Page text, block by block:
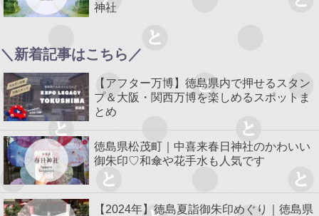
神社
＼新着記事はこちら／
【アフター万博】徳島県内で押せるスタン
プ＆大阪・関西万博を楽しめるスポットま
とめ
徳島県松茂町｜中喜来春日神社のかわいい
御朱印♡和傘や花手水も人気です
【2024年】徳島夏詣御朱印めぐり｜徳島県